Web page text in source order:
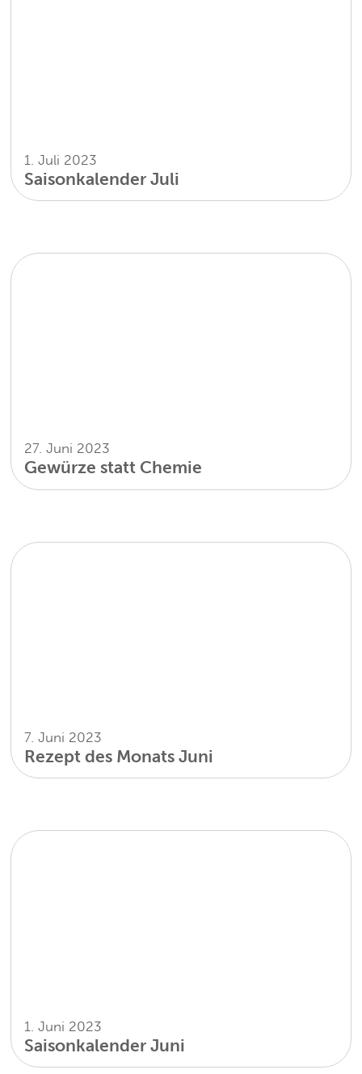
1. Juli 2023
Saisonkalender Juli
27. Juni 2023
Gewürze statt Chemie
7. Juni 2023
Rezept des Monats Juni
1. Juni 2023
Saisonkalender Juni